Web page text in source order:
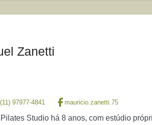
Zanetti
(11) 97977-4841 mauricio.zanetti.75
Studio há 8 anos, com estúdio